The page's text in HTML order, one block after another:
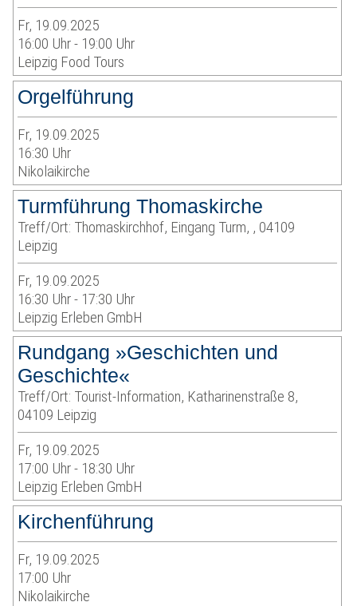
Fr, 19.09.2025
16:00 Uhr - 19:00 Uhr
Leipzig Food Tours
Orgelführung
Fr, 19.09.2025
16:30 Uhr
Nikolaikirche
Turmführung Thomaskirche
Treff/Ort: Thomaskirchhof, Eingang Turm, , 04109
Leipzig
Fr, 19.09.2025
16:30 Uhr - 17:30 Uhr
Leipzig Erleben GmbH
Rundgang »Geschichten und
Geschichte«
Treff/Ort: Tourist-Information, Katharinenstraße 8,
04109 Leipzig
Fr, 19.09.2025
17:00 Uhr - 18:30 Uhr
Leipzig Erleben GmbH
Kirchenführung
Fr, 19.09.2025
17:00 Uhr
Nikolaikirche